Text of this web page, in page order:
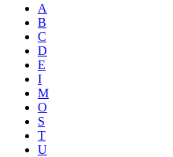
A
B
C
D
E
I
M
O
S
T
U